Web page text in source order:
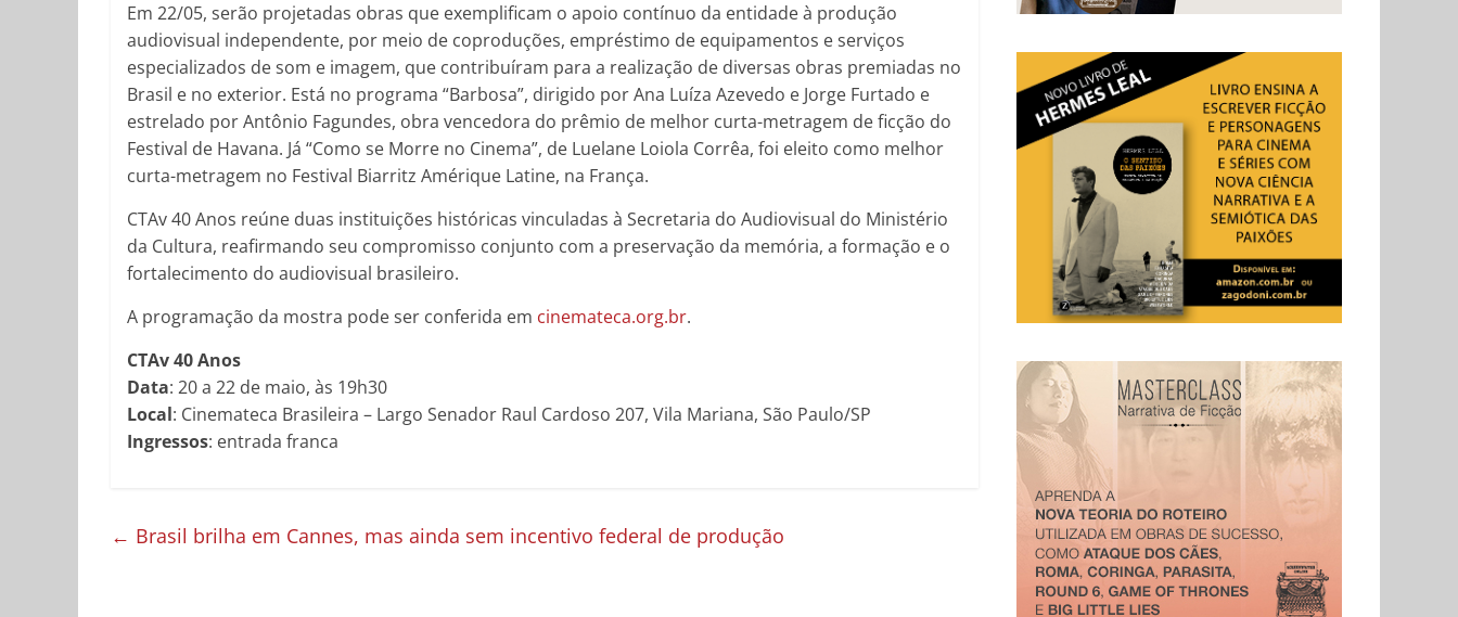
Em 22/05, serão projetadas obras que exemplificam o apoio contínuo da entidade à produção
audiovisual independente, por meio de coproduções, empréstimo de equipamentos e serviços
especializados de som e imagem, que contribuíram para a realização de diversas obras premiadas no
Brasil e no exterior. Está no programa “Barbosa”, dirigido por Ana Luíza Azevedo e Jorge Furtado e
estrelado por Antônio Fagundes, obra vencedora do prêmio de melhor curta-metragem de ficção do
Festival de Havana. Já “Como se Morre no Cinema”, de Luelane Loiola Corrêa, foi eleito como melhor
curta-metragem no Festival Biarritz Amérique Latine, na França.
CTAv 40 Anos reúne duas instituições históricas vinculadas à Secretaria do Audiovisual do Ministério
da Cultura, reafirmando seu compromisso conjunto com a preservação da memória, a formação e o
fortalecimento do audiovisual brasileiro.
A programação da mostra pode ser conferida em cinemateca.org.br.
CTAv 40 Anos
Data: 20 a 22 de maio, às 19h30
Local: Cinemateca Brasileira – Largo Senador Raul Cardoso 207, Vila Mariana, São Paulo/SP
Ingressos: entrada franca
← Brasil brilha em Cannes, mas ainda sem incentivo federal de produção